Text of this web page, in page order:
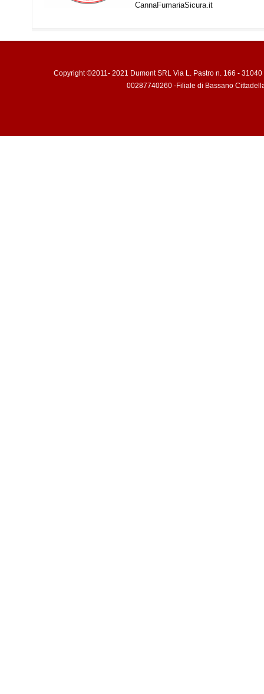
CannaFumariaSicura.it
Copyright ©2011- 2021 Dumont SRL Via L. Pastro n. 166 -
00287740260 -Filiale di Bassano